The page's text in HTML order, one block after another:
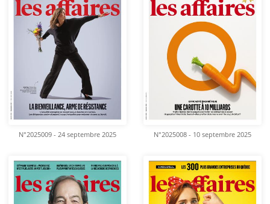
N°2025009 - 24 septembre 2025 N°2025008 - 10 septembre 2025